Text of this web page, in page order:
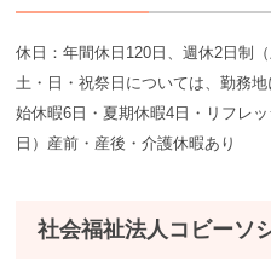
休日：年間休日120日、週休2日制
土・日・祝祭日については、勤務
始休暇6日・夏期休暇4日・リフレ
日）産前・産後・介護休暇あり
社会福祉法人コビーソ